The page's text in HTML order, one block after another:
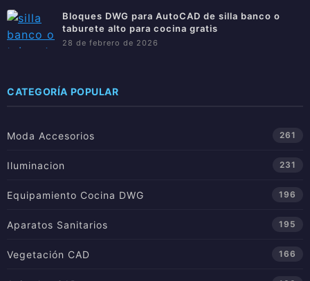
Bloques DWG para AutoCAD de silla banco o
taburete alto para cocina gratis
28 de febrero de 2026
CATEGORÍA POPULAR
Moda Accesorios 261
Iluminacion 231
Equipamiento Cocina DWG 196
Aparatos Sanitarios 195
Vegetación CAD 166